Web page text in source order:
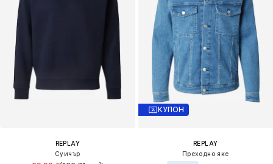
REPLAY
Суичър
КУПОН
REPLAY
Преходно яке